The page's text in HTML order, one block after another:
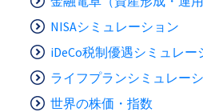
NISAシミュレーション
iDeCo税制優遇シミュレー
ライフプランシミュレー
世界の株価・指数